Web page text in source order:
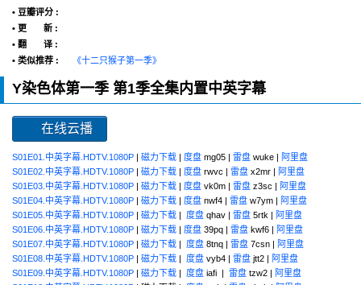
• 豆瓣评分 :
• 更 新 :
• 翻 译 :
• 类似推荐 :
《十二只猴子第一季》
Y染色体第一季 第1季全集内置中英字幕
在线云播
S01E01.中英字幕.HDTV.1080P | 磁力下载 | 度盘 mg05 | 雷盘 wuke | 阿里盘
S01E02.中英字幕.HDTV.1080P | 磁力下载 | 度盘 rwvc | 雷盘 x2mr | 阿里盘
S01E03.中英字幕.HDTV.1080P | 磁力下载 | 度盘 vk0m | 雷盘 z3sc | 阿里盘
S01E04.中英字幕.HDTV.1080P | 磁力下载 | 度盘 nwf4 | 雷盘 w7ym | 阿里盘
S01E05.中英字幕.HDTV.1080P | 磁力下载 | 度盘 qhav | 雷盘 5rtk | 阿里盘
S01E06.中英字幕.HDTV.1080P | 磁力下载 | 度盘 39pq | 雷盘 kwf6 | 阿里盘
S01E07.中英字幕.HDTV.1080P | 磁力下载 | 度盘 8tnq | 雷盘 7csn | 阿里盘
S01E08.中英字幕.HDTV.1080P | 磁力下载 | 度盘 vyb4 | 雷盘 jtt2 | 阿里盘
S01E09.中英字幕.HDTV.1080P | 磁力下载 | 度盘 iafi | 雷盘 tzw2 | 阿里盘